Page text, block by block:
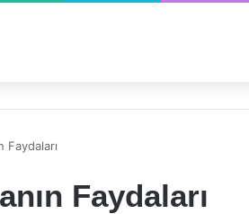
Faydaları
Faydaları